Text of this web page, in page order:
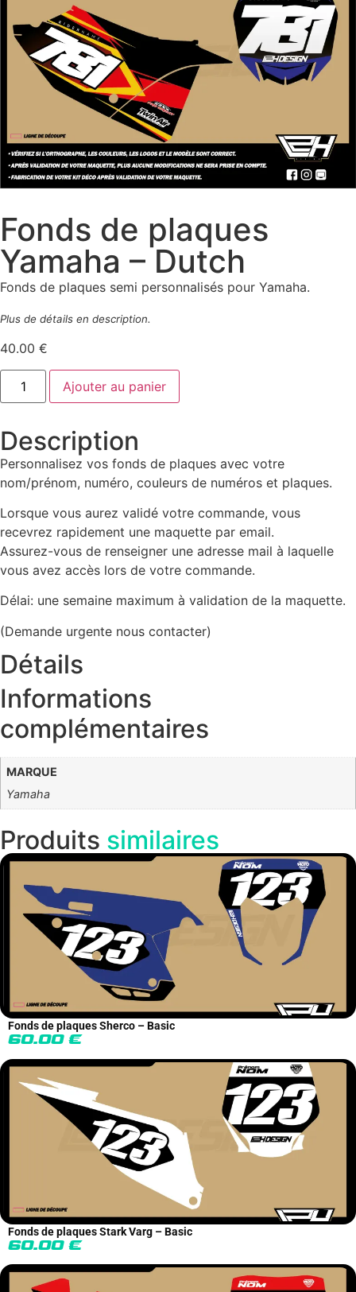
Fonds de plaques
Yamaha – Dutch
Fonds de plaques semi personnalisés pour Yamaha.
Plus de détails en description.
40.00 €
Ajouter au panier
Description
Personnalisez vos fonds de plaques avec votre
nom/prénom, numéro, couleurs de numéros et plaques.
Lorsque vous aurez validé votre commande, vous
recevrez rapidement une maquette par email.
Assurez-vous de renseigner une adresse mail à laquelle
vous avez accès lors de votre commande.
Délai: une semaine maximum à validation de la maquette.
(Demande urgente nous contacter)
Détails
Informations
complémentaires
MARQUE
Yamaha
Produits similaires
Fonds de plaques Sherco – Basic
60.00 €
Fonds de plaques Stark Varg – Basic
60.00 €